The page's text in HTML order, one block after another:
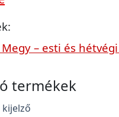
– esti és
termékek